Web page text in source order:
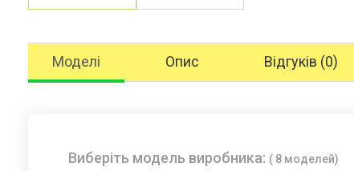
Моделі Опис Відгуків (0)
Виберіть модель виробника: ( 8 моделей)